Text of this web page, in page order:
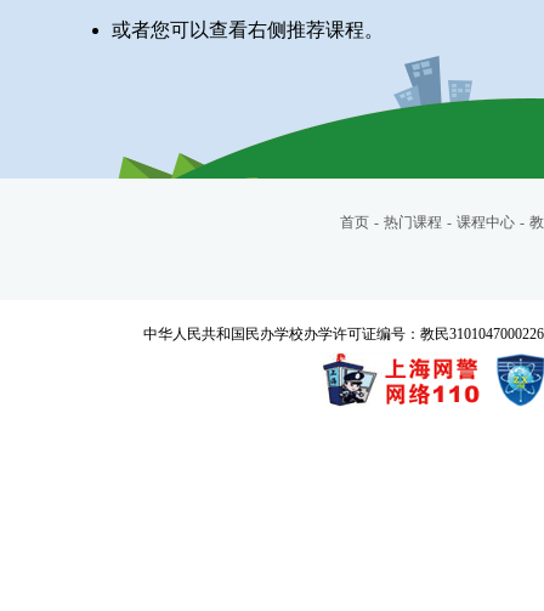
或者您可以查看右侧推荐课程。
首页 - 热门课程 - 课程中心 -
中华人民共和国民办学校办学许可证编号：教民